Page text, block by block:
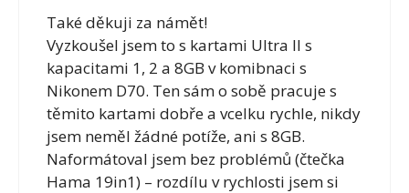
Také děkuji za námět!
Vyzkoušel jsem to s kartami Ultra II s
kapacitami 1, 2 a 8GB v komibnaci s
Nikonem D70. Ten sám o sobě pracuje s
těmito kartami dobře a vcelku rychle, nikdy
jsem neměl žádné potíže, ani s 8GB.
Naformátoval jsem bez problémů (čtečka
Hama 19in1) – rozdílu v rychlosti jsem si